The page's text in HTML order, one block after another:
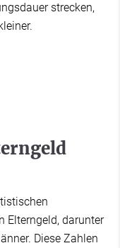
strecken,
Elterngeld, darunter
Diese Zahlen